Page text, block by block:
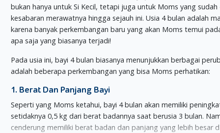
bukan hanya untuk Si Kecil, tetapi juga untuk Moms yang
kesabaran merawatnya hingga sejauh ini. Usia 4 bulan adalah
karena banyak perkembangan baru yang akan Moms temui
apa saja yang biasanya terjadi!
Pada usia ini, bayi 4 bulan biasanya menunjukkan berbagai
adalah beberapa perkembangan yang bisa Moms perhatikan:
1. Berat Dan Panjang Bayi
Seperti yang Moms ketahui, bayi 4 bulan akan memiliki
setidaknya 0,5 kg dari berat badannya saat berusia 3 bulan.
cenderung memiliki berat badan dan panjang yang lebih besar